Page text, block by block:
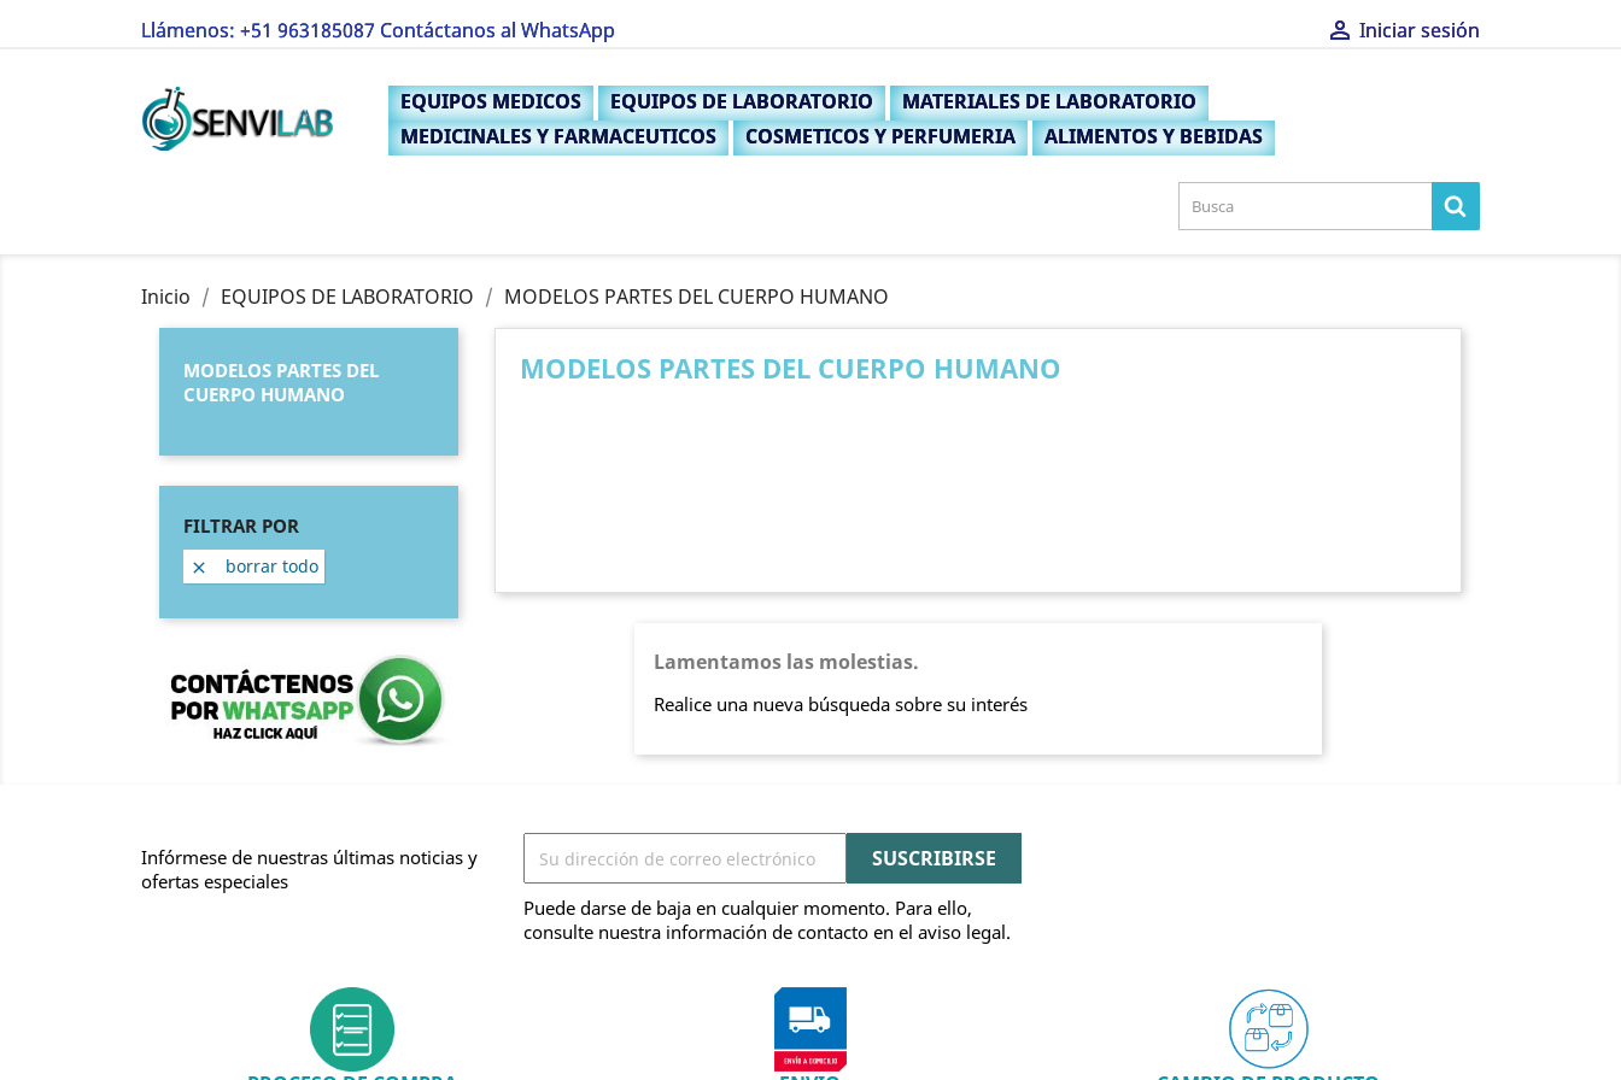
Llámenos: +51 963185087 Contáctanos al WhatsApp  Iniciar sesión
EQUIPOS MEDICOS EQUIPOS DE LABORATORIO
MATERIALES DE LABORATORIO
MEDICINALES Y FARMACEUTICOS
COSMETICOS Y PERFUMERIA ALIMENTOS Y BEBIDAS
Inicio EQUIPOS DE LABORATORIO MODELOS PARTES DEL CUERPO HUMANO
MODELOS PARTES DEL
CUERPO HUMANO
FILTRAR POR
 borrar todo
MODELOS PARTES DEL CUERPO HUMANO
Lamentamos las molestias.
Realice una nueva búsqueda sobre su interés
Infórmese de nuestras últimas noticias y
ofertas especiales
Puede darse de baja en cualquier momento. Para ello,
consulte nuestra información de contacto en el aviso legal.
You need to be logged in to save products in your wish list.